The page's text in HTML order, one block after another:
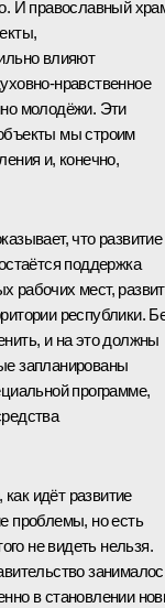
И православный
влияют
нравственное
молодёжи. Эти
мы строим
и, конечно,
что развитие
поддержка
рабочих мест,
республики.
и на это должны
запланированы
программе,
идёт развитие
проблемы, но есть
не видеть нельзя.
в становлении